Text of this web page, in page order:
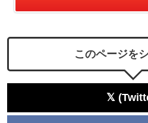
このページを
𝕏